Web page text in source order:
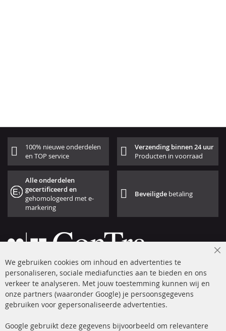
100% nieuwe onderdelen
en TOP service
Verzending binnen 24 uur
Producten in voorraad
Alle onderdelen
gecertificeerd en
gehomologeerd met e-
markering
Beveiligde betaling
+49 (0) 4533 799 00 0
ma-do: 09-17 u, vr Fr 09-16 u
info@contra-automotive.de
facebook
instagram
We gebruiken cookies om inhoud en advertenties te
personaliseren, sociale mediafuncties aan te bieden en ons
verkeer te analyseren. Met jouw toestemming kunnen wij en
onze partners (waaronder Google) je persoonsgegevens
gebruiken voor gepersonaliseerde advertenties.
Google gebruikt deze gegevens bijvoorbeeld om relevantere